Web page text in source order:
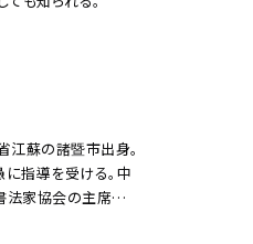
江蘇の諸暨市出身。
指導を受ける。中
法家協会の主席を